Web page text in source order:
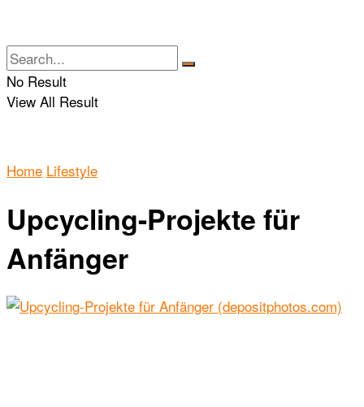
No Result
View All Result
Home Lifestyle
Upcycling-Projekte für
Anfänger